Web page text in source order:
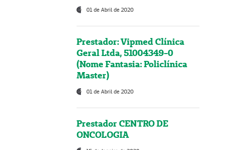
01 de Abril de 2020
Prestador: Vipmed Clínica
Geral Ltda, 51004349-0
(Nome Fantasia: Policlínica
Master)
01 de Abril de 2020
Prestador CENTRO DE
ONCOLOGIA